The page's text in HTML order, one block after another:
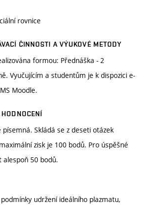
rovnice
ČINNOSTI A VÝUKOVÉ METODY
formou: Přednáška - 2
Vyučujícím a studentům je k dispozici e-
Moodle.
Skládá se z deseti otázek
zisk je 100 bodů. Pro úspěšné
alespoň 50 bodů.
udržení ideálního plazmatu,